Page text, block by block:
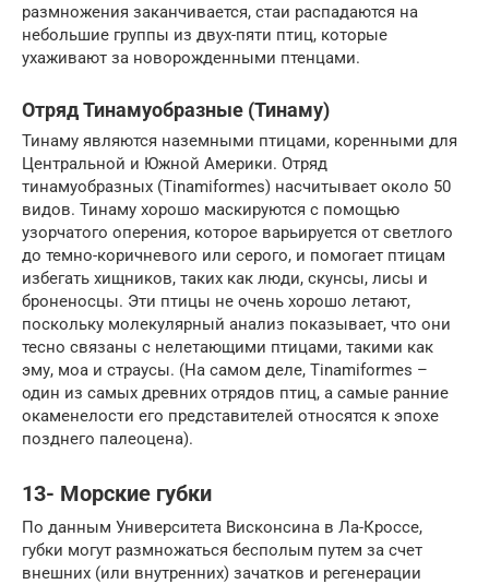
размножения заканчивается, стаи распадаются на
небольшие группы из двух-пяти птиц, которые
ухаживают за новорожденными птенцами.
Отряд Тинамуобразные (Тинаму)
Тинаму являются наземными птицами, коренными для
Центральной и Южной Америки. Отряд
тинамуобразных (Tinamiformes) насчитывает около 50
видов. Тинаму хорошо маскируются с помощью
узорчатого оперения, которое варьируется от светлого
до темно-коричневого или серого, и помогает птицам
избегать хищников, таких как люди, скунсы, лисы и
броненосцы. Эти птицы не очень хорошо летают,
поскольку молекулярный анализ показывает, что они
тесно связаны с нелетающими птицами, такими как
эму, моа и страусы. (На самом деле, Tinamiformes –
один из самых древних отрядов птиц, а самые ранние
окаменелости его представителей относятся к эпохе
позднего палеоцена).
13- Морские губки
По данным Университета Висконсина в Ла-Кроссе,
губки могут размножаться бесполым путем за счет
внешних (или внутренних) зачатков и регенерации